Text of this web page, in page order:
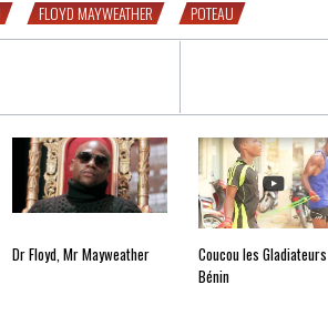
FLOYD MAYWEATHER POTEAU
Dr Floyd, Mr Mayweather
Coucou les
Bénin